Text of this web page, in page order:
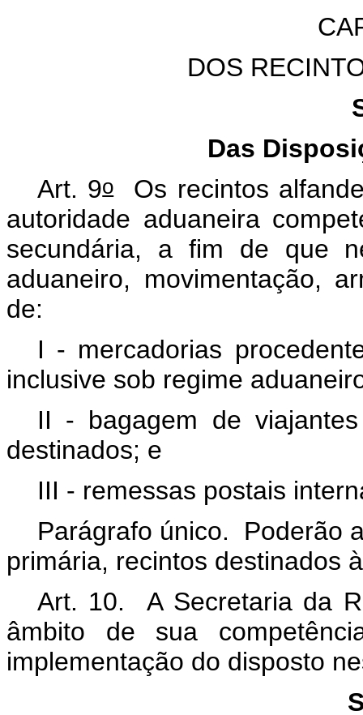
DOS
Das
Art. 9oOs recintos
autoridade aduaneira
secundária, a fim de que
aduaneiro, movimentação,
de:
I - mercadorias
inclusive sob regime
II - bagagem de
destinados; e
III - remessas postais
Parágrafo único. Poderão
primária, recintos destinados
Art. 10. A Secretaria da
âmbito de sua
implementação do disposto